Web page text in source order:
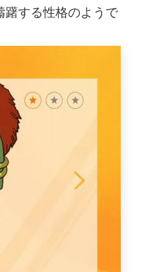
躇する性格のようで